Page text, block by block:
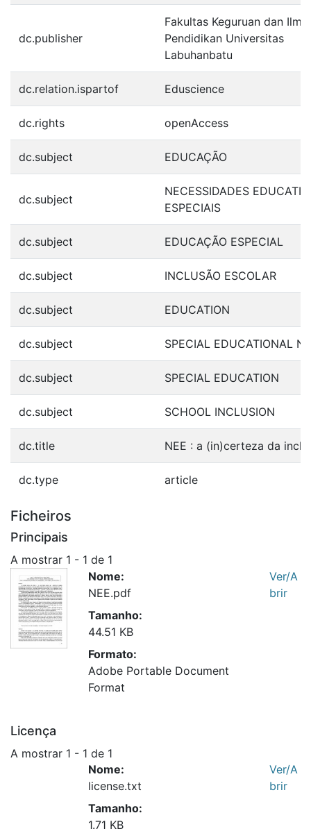
dc.publisher
Fakultas Keguruan dan Ilmu
Pendidikan Universitas
Labuhanbatu
dc.relation.ispartof Eduscience
dc.rights openAccess
dc.subject EDUCAÇÃO
dc.subject
NECESSIDADES
ESPECIAIS
dc.subject EDUCAÇÃO ESPECIAL
dc.subject INCLUSÃO ESCOLAR
dc.subject EDUCATION
dc.subject SPECIAL EDUCATIONAL
dc.subject SPECIAL EDUCATION
dc.subject SCHOOL INCLUSION
dc.title NEE : a (in)certeza da
dc.type article
Ficheiros
Principais
A mostrar 1 - 1 de 1
Nome:
NEE.pdf
Tamanho:
44.51 KB
Formato:
Adobe Portable Document
Format
Ver/A
brir
Licença
A mostrar 1 - 1 de 1
Nome:
license.txt
Tamanho:
1.71 KB
Ver/A
brir